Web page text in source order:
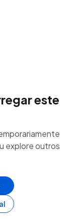
este
explore outros